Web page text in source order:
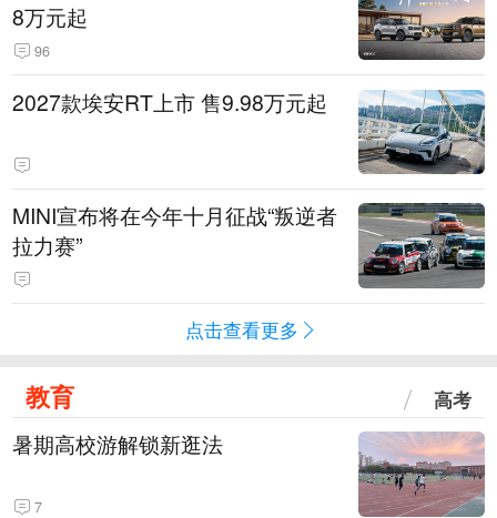
8万元起
96
2027款埃安RT上市 售9.98万元起
MINI宣布将在今年十月征战“叛逆者
拉力赛”
点击查看更多
教育 高考
暑期高校游解锁新逛法
7